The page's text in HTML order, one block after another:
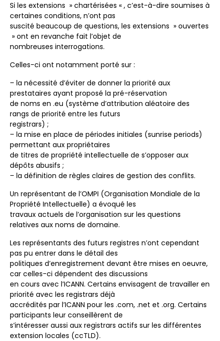
Si les extensions » chartérisées « , c’est-à-dire soumises à
certaines conditions, n’ont pas
suscité beaucoup de questions, les extensions » ouvertes
» ont en revanche fait l’objet de
nombreuses interrogations.
Celles-ci ont notamment porté sur :
– la nécessité d’éviter de donner la priorité aux
prestataires ayant proposé la pré-réservation
de noms en .eu (système d’attribution aléatoire des
rangs de priorité entre les futurs
registrars) ;
– la mise en place de périodes initiales (sunrise periods)
permettant aux propriétaires
de titres de propriété intellectuelle de s’opposer aux
dépôts abusifs ;
– la définition de règles claires de gestion des conflits.
Un représentant de l’OMPI (Organisation Mondiale de la
Propriété Intellectuelle) a évoqué les
travaux actuels de l’organisation sur les questions
relatives aux noms de domaine.
Les représentants des futurs registres n’ont cependant
pas pu entrer dans le détail des
politiques d’enregistrement devant être mises en oeuvre,
car celles-ci dépendent des discussions
en cours avec l’ICANN. Certains envisagent de travailler en
priorité avec les registrars déjà
accrédités par l’ICANN pour les .com, .net et .org. Certains
participants leur conseillèrent de
s’intéresser aussi aux registrars actifs sur les différentes
extension locales (ccTLD).